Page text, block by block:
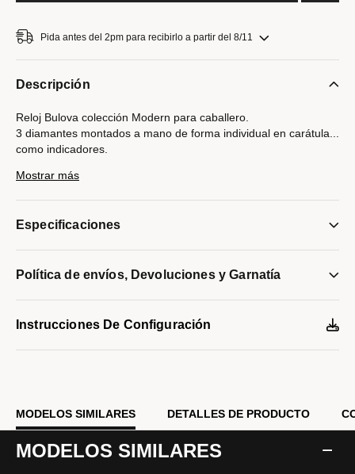
Pida antes del 2pm para recibirlo a partir del 8/11
Descripción
Reloj Bulova colección Modern para caballero.
3 diamantes montados a mano de forma individual en carátula
como indicadores.
Caja y brazalete realizados en acero inoxidable con acabado
indicadores y manecillas en dorado.
Mostrar más
Especificaciones
Política de envíos, Devoluciones y Garnatía
Instrucciones De Configuración
MODELOS SIMILARES DETALLES DE PRODUCTO
MODELOS SIMILARES